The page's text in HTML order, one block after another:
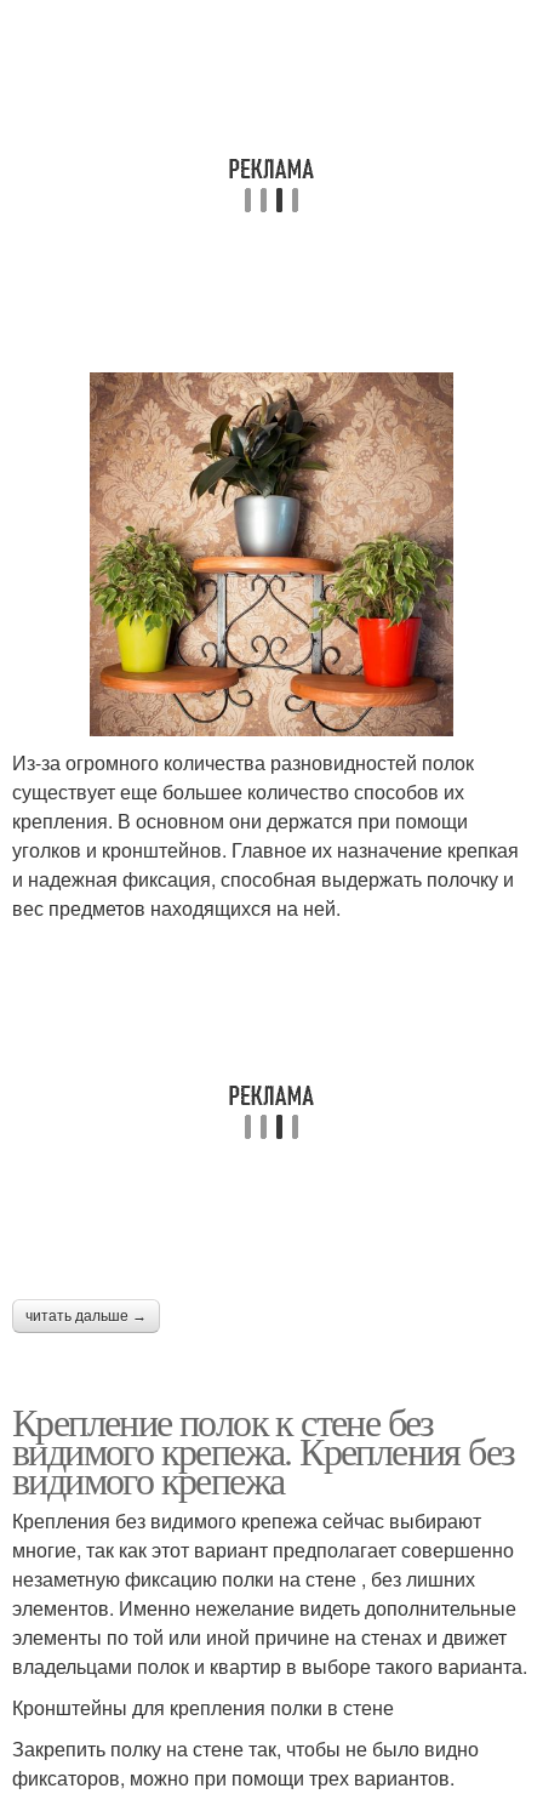
Из-за огромного количества разновидностей полок
существует еще большее количество способов их
крепления. В основном они держатся при помощи
уголков и кронштейнов. Главное их назначение крепкая
и надежная фиксация, способная выдержать полочку и
вес предметов находящихся на ней.
читать дальше →
Крепление полок к стене без
видимого крепежа. Крепления без
видимого крепежа
Крепления без видимого крепежа сейчас выбирают
многие, так как этот вариант предполагает совершенно
незаметную фиксацию полки на стене , без лишних
элементов. Именно нежелание видеть дополнительные
элементы по той или иной причине на стенах и движет
владельцами полок и квартир в выборе такого варианта.
Кронштейны для крепления полки в стене
Закрепить полку на стене так, чтобы не было видно
фиксаторов, можно при помощи трех вариантов.